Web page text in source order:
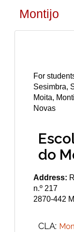
Montijo
For
Sesimbra,
Moita,
Novas
do
Address:
n.º 217
2870-442
CLA: